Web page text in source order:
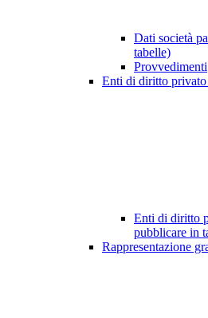
Dati società
tabelle)
Provvedimenti
Enti di diritto
Enti di diritto
pubblicare in
Rappresentazione